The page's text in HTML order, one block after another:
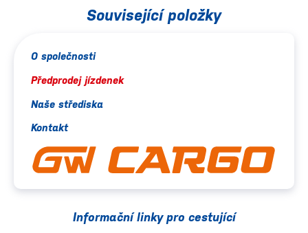
Související položky
O společnosti
Předprodej jízdenek
Naše střediska
Kontakt
Informační linky pro cestující